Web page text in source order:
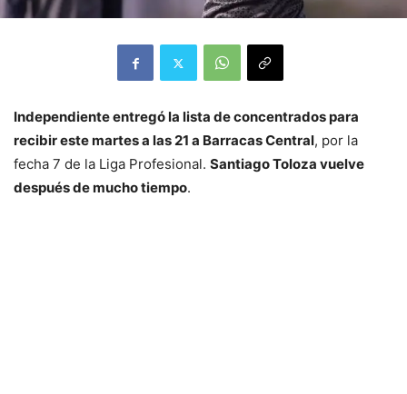
Independiente entregó la lista de concentrados para
recibir este martes a las 21 a Barracas Central, por la
fecha 7 de la Liga Profesional. Santiago Toloza vuelve
después de mucho tiempo.